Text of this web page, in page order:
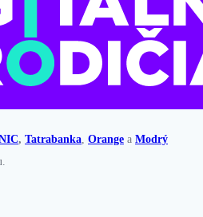
, Tatrabanka Orange a Modrý